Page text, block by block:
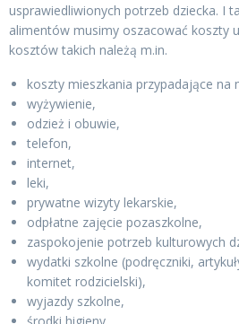
usprawiedliwionych potrzeb dziecka. I
alimentów musimy oszacować koszty
kosztów takich należą m.in.
koszty mieszkania przypadające na
wyżywienie,
odzież i obuwie,
telefon,
internet,
leki,
prywatne wizyty lekarskie,
odpłatne zajęcie pozaszkolne,
zaspokojenie potrzeb kulturowych
wydatki szkolne (podręczniki,
komitet rodzicielski),
wyjazdy szkolne,